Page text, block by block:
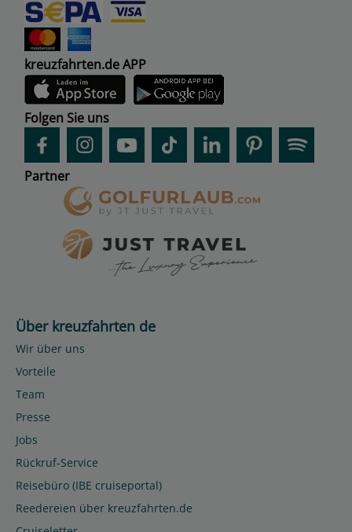
kreuzfahrten.de APP
Folgen Sie uns
Partner
Über kreuzfahrten de
Wir über uns
Vorteile
Team
Presse
Jobs
Rückruf-Service
Reisebüro (IBE cruiseportal)
Reedereien über kreuzfahrten.de